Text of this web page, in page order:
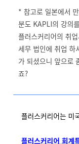
* 참고로 일본에서
분도 KAPLI의 강의
플러스커리어의 취
세무 법인에 취업 하
가 되셨으니 앞으로
죠?
플러스커리어는 미
플러스커리어 회계